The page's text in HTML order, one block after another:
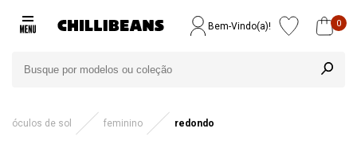
Bem-Vindo(a)! 0
óculos de sol feminino redondo